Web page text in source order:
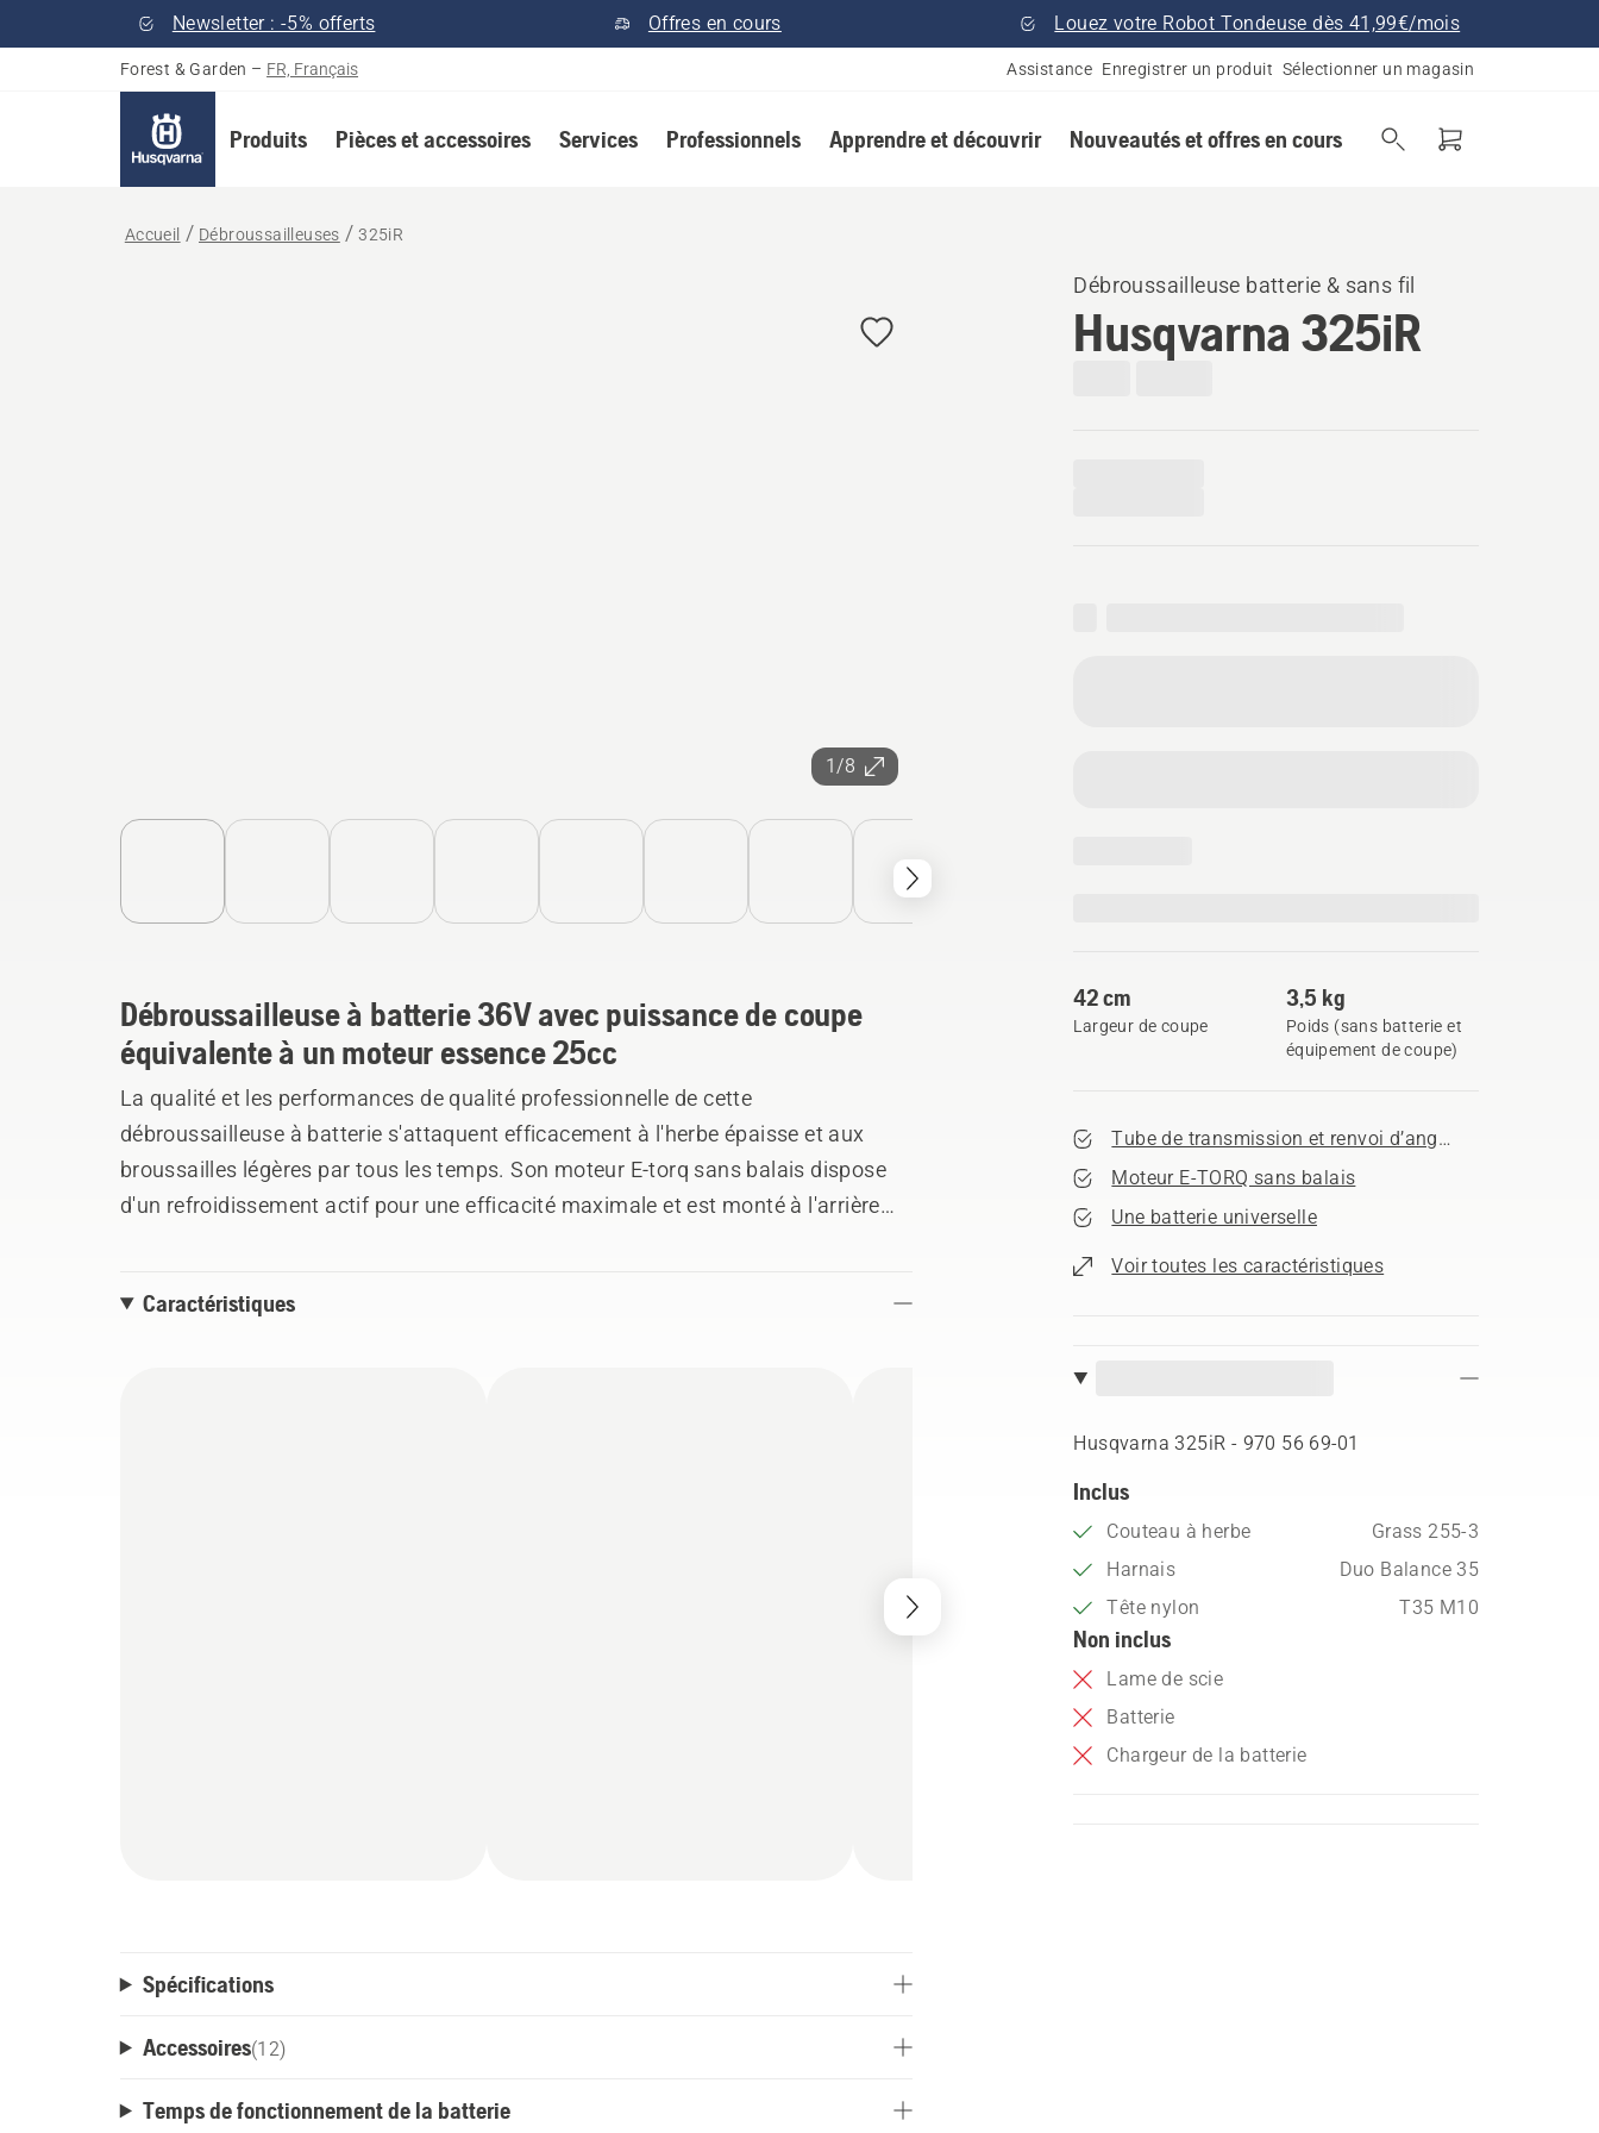
Newsletter : -5% offerts Offres en cours Louez votre Robot Tondeuse dès 41,99€/mois
Forest & Garden – FR, Français Assistance Enregistrer un produit Sélectionner un magasin
Produits Pièces et accessoires Services Professionnels Apprendre et découvrir Nouveautés et offres en cours
Accueil Débroussailleuses 325iR
1/8
Débroussailleuse batterie & sans fil
Husqvarna 325iR​
42 cm
Largeur de coupe
3,5 kg
Poids (sans batterie et
équipement de coupe)
Tube de transmission et renvoi d’angle optimisés
Moteur E-TORQ sans balais
Une batterie universelle
Voir toutes les caractéristiques
Husqvarna 325iR​ - 970 56 69‑01
Inclus
Couteau à herbe
Grass 255-3
Harnais
Duo Balance 35
Tête nylon
T35 M10
Non inclus
Lame de scie
Batterie
Chargeur de la batterie
Débroussailleuse à batterie 36V avec puissance de coupe
équivalente à un moteur essence 25cc
La qualité et les performances de qualité professionnelle de cette
débroussailleuse à batterie s'attaquent efficacement à l'herbe épaisse et aux
broussailles légères par tous les temps. Son moteur E-torq sans balais dispose
d'un refroidissement actif pour une efficacité maximale et est monté à l'arrière
poignée souple augmentent le confort et la commodité. Sa tête de coupe, son
Caractéristiques
Spécifications
Accessoires(12)
Temps de fonctionnement de la batterie